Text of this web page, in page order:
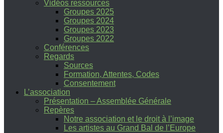
Vidéos ressources
Groupes 2025
Groupes 2024
Groupes 2023
Groupes 2022
Conférences
Regards
Sources
Formation, Attentes, Codes
Consentement
L’association
Présentation – Assemblée Générale
Repères
Notre association et le droit à l’image
Les artistes au Grand Bal de l’Europe